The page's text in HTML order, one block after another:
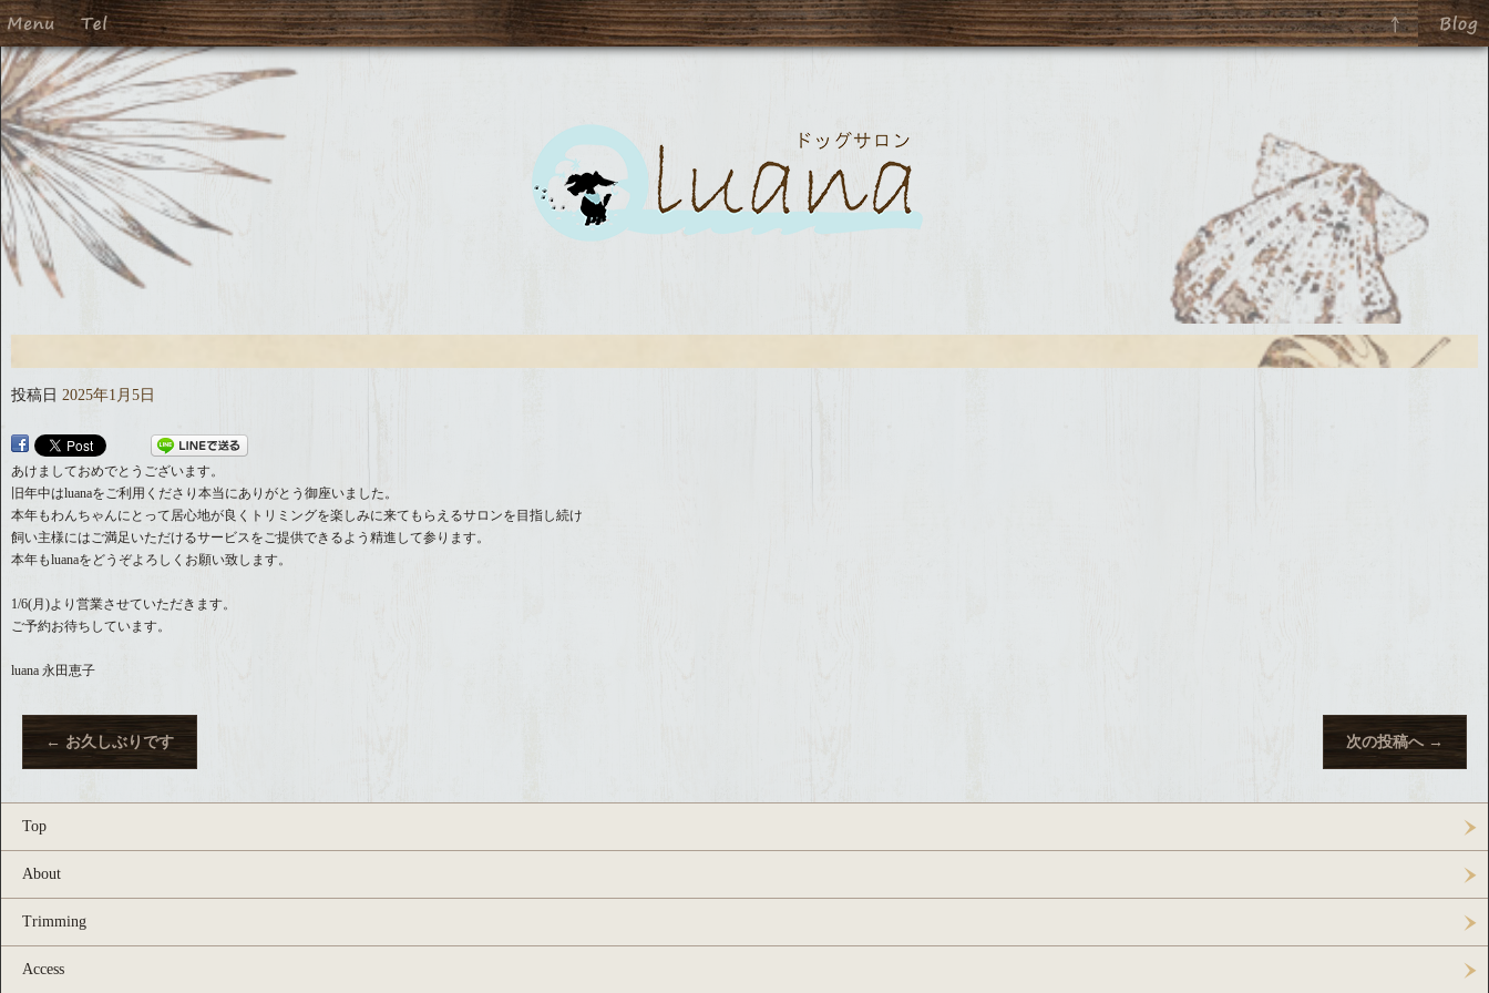
投稿日 2025年1月5日
あけましておめでとうございます。
旧年中はluanaをご利用くださり本当にありがとう御座いました。
本年もわんちゃんにとって居心地が良くトリミングを楽しみに来てもらえるサロンを目指し続け
飼い主様にはご満足いただけるサービスをご提供できるよう精進して参ります。
本年もluanaをどうぞよろしくお願い致します。
1/6(月)より営業させていただきます。
ご予約お待ちしています。
luana 永田恵子
← お久しぶりです 次の投稿へ →
Top
About
Trimming
Access